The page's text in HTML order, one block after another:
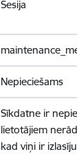
Sesija
Nepieciešams
Sīkdatne ir
lietotājiem
kad viņi ir